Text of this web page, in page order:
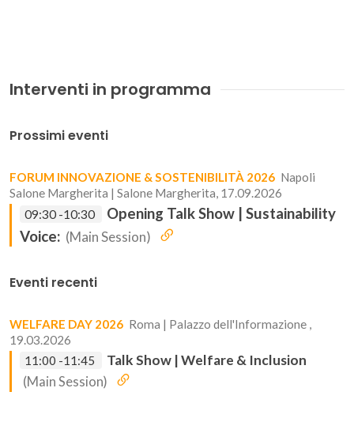
Interventi in programma
Prossimi eventi
FORUM INNOVAZIONE & SOSTENIBILITÀ 2026 Napoli
Salone Margherita | Salone Margherita, 17.09.2026
09:30 -10:30
Opening Talk Show | Sustainability
Voice: (Main Session)
Eventi recenti
WELFARE DAY 2026 Roma | Palazzo dell'Informazione ,
19.03.2026
11:00 -11:45
Talk Show | Welfare & Inclusion
(Main Session)